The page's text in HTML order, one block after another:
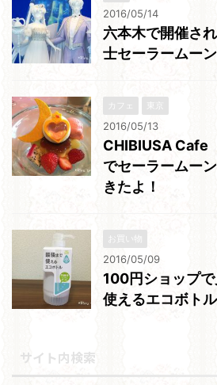
2016/05/14
六本木で開催さ
士セーラームー
カフェ 東京
2016/05/13
CHIBIUSA Cafe
でセーラームー
きたよ！
お買い物
2016/05/09
100円ショップ
使えるエコボトル
サイト内検索